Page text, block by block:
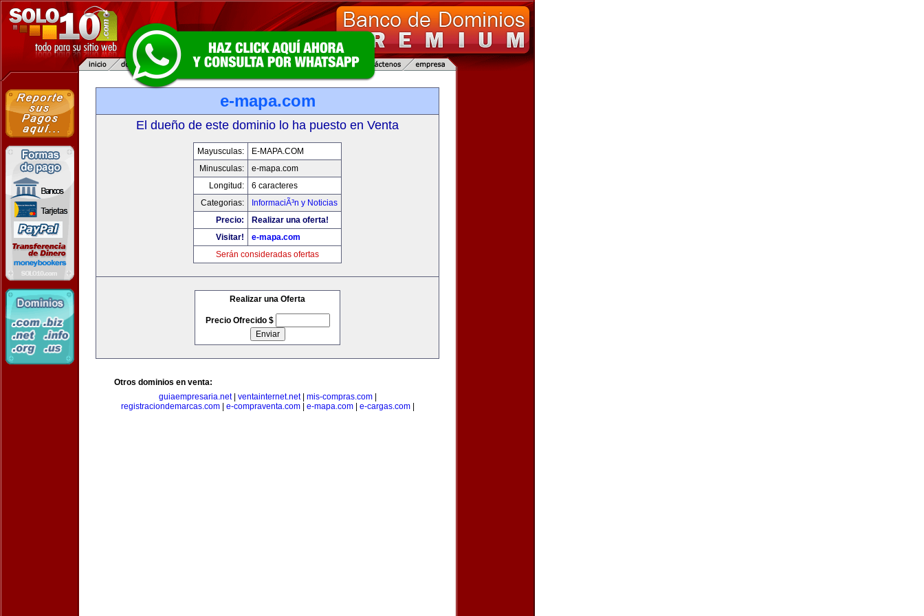
e-mapa.com
El dueño de este dominio lo ha puesto en Venta
Mayusculas:
E-MAPA.COM
Minusculas:
e-mapa.com
Longitud:
6 caracteres
Categorias:
InformaciÃ³n y Noticias
Precio:
Realizar una oferta!
Visitar!
e-mapa.com
Serán consideradas ofertas
Realizar una Oferta
Precio Ofrecido $
Otros dominios en venta:
guiaempresaria.net| ventainternet.net| mis-compras.com|
registraciondemarcas.com| e-compraventa.com| e-mapa.com| e-cargas.com|